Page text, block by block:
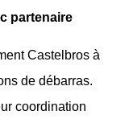
partenaire
Castelbros à
de débarras.
coordination